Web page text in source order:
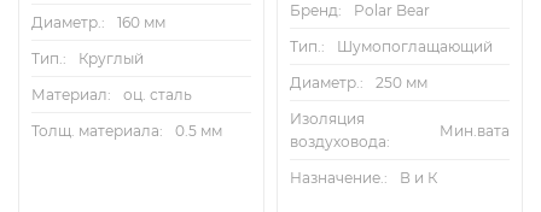
Диаметр.:
160 мм
Тип.:
Круглый
Материал:
оц. сталь
Толщ. материала:
0.5 мм
Бренд:
Polar Bear
Тип.:
Шумопоглащающий
Диаметр.:
250 мм
Изоляция
воздуховода:
Мин.вата
Назначение.: В и К